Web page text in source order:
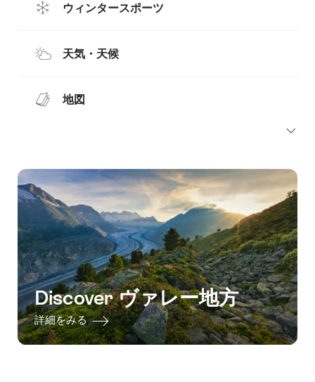
ウィンタースポーツ
天気・天候
地図
Discover ヴァレー地方
詳細をみる